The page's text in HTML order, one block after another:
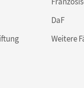
DaF
Weitere